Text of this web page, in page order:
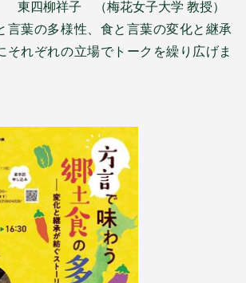
（梅花女子大学 教授）
の多様性、食と言葉の変化と継承
それぞれの立場でトークを繰り広げま